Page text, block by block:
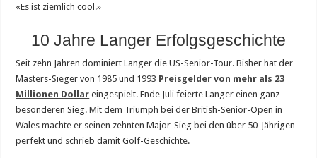
«Es ist ziemlich cool.»
10 Jahre Langer Erfolgsgeschichte
Seit zehn Jahren dominiert Langer die US-Senior-Tour. Bisher hat der
Masters-Sieger von 1985 und 1993 Preisgelder von mehr als 23
Millionen Dollar eingespielt. Ende Juli feierte Langer einen ganz
besonderen Sieg. Mit dem Triumph bei der British-Senior-Open in
Wales machte er seinen zehnten Major-Sieg bei den über 50-Jährigen
perfekt und schrieb damit Golf-Geschichte.